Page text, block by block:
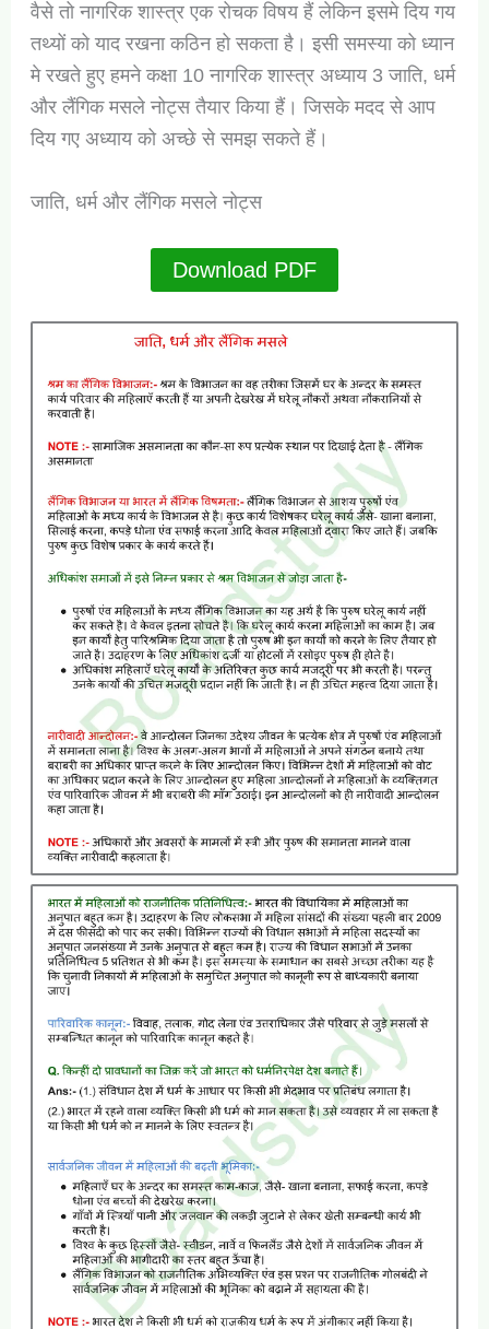
वैसे तो नागरिक शास्त्र एक रोचक विषय हैं लेकिन इसमे दिय गय
तथ्यों को याद रखना कठिन हो सकता है। इसी समस्या को ध्यान
मे रखते हुए हमने कक्षा 10 नागरिक शास्त्र अध्याय 3 जाति, धर्म
और लैंगिक मसले नोट्स तैयार किया हैं। जिसके मदद से आप
दिय गए अध्याय को अच्छे से समझ सकते हैं।
जाति, धर्म और लैंगिक मसले नोट्स
Download PDF